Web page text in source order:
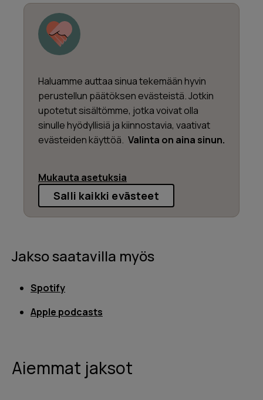
Haluamme auttaa sinua tekemään hyvin
perustellun päätöksen evästeistä. Jotkin
upotetut sisältömme, jotka voivat olla
sinulle hyödyllisiä ja kiinnostavia, vaativat
evästeiden käyttöä. Valinta on aina sinun.
Mukauta asetuksia
Salli kaikki evästeet
Jakso saatavilla myös
Spotify
Apple podcasts
Aiemmat jaksot